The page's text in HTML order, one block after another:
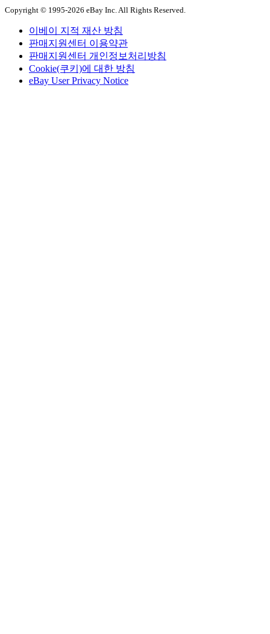
Copyright © 1995-2026 eBay Inc. All Rights Reserved.
이베이 지적 재산 방침
판매지원센터 이용약관
판매지원센터 개인정보처리방침
Cookie(쿠키)에 대한 방침
eBay User Privacy Notice